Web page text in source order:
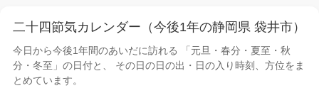
二十四節気カレンダー（今後1年の静岡県 袋井市）
今日から今後1年間のあいだに訪れる 「元旦・春分・夏至・秋
分・冬至」の日付と、 その日の日の出・日の入り時刻
、方位をま
とめています。